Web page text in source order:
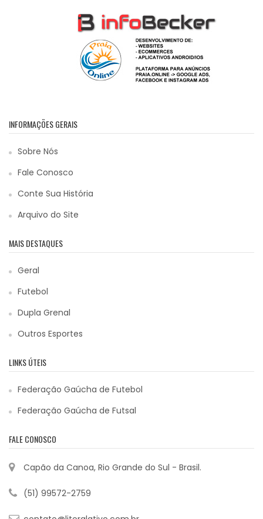
INFORMAÇÕES GERAIS
Sobre Nós
Fale Conosco
Conte Sua História
Arquivo do Site
MAIS DESTAQUES
Geral
Futebol
Dupla Grenal
Outros Esportes
LINKS ÚTEIS
Federação Gaúcha de Futebol
Federação Gaúcha de Futsal
FALE CONOSCO
Capão da Canoa, Rio Grande do Sul - Brasil.
(51) 99572-2759